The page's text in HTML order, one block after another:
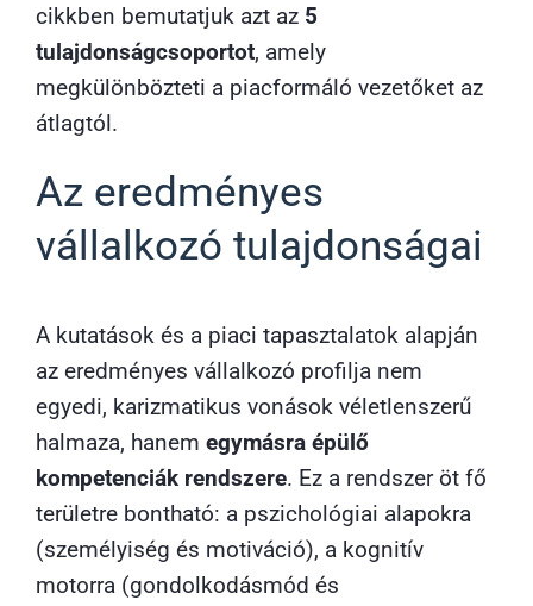
cikkben bemutatjuk azt az 5
tulajdonságcsoportot, amely
megkülönbözteti a piacformáló vezetőket az
átlagtól.
Az eredményes
vállalkozó tulajdonságai
A kutatások és a piaci tapasztalatok alapján
az eredményes vállalkozó profilja nem
egyedi, karizmatikus vonások véletlenszerű
halmaza, hanem egymásra épülő
kompetenciák rendszere. Ez a rendszer öt fő
területre bontható: a pszichológiai alapokra
(személyiség és motiváció), a kognitív
motorra (gondolkodásmód és